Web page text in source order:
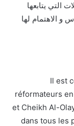
التي يتابعها
و الاهتمام لها
Il est
réformateurs
et Cheikh Al-
dans tous les